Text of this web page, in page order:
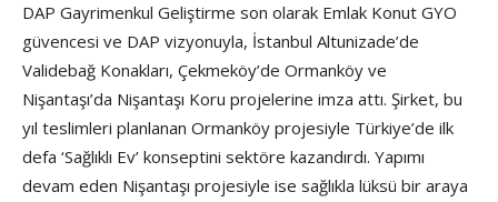
DAP Gayrimenkul Geliştirme son olarak Emlak Konut GYO
güvencesi ve DAP vizyonuyla, İstanbul Altunizade’de
Validebağ Konakları, Çekmeköy’de Ormanköy ve
Nişantaşı’da Nişantaşı Koru projelerine imza attı. Şirket, bu
yıl teslimleri planlanan Ormanköy projesiyle Türkiye’de ilk
defa ‘Sağlıklı Ev’ konseptini sektöre kazandırdı. Yapımı
devam eden Nişantaşı projesiyle ise sağlıkla lüksü bir araya